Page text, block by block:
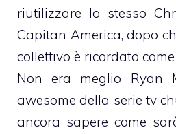
riutilizzare lo stesso
Capitan America, dopo
collettivo è ricordato
Non era meglio Ryan
awesome della serie tv
ancora sapere come